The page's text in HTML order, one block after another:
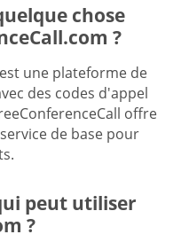
chose
?
une plateforme de
des codes d'appel
offre
de base pour
peut utiliser
?